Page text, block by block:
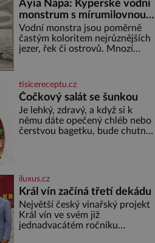
Ayia Napa: Kyperské vodní
monstrum s mírumilovnou
povahou
Vodní monstra jsou poměrně
častým koloritem nejrůznějších
jezer, řek či ostrovů. Mnozí
přitáhnout k němu pozornost
záhadám nakloněných turi
tisicereceptu.cz
Čočkový salát se šunkou
Je lehký, zdravý, a když si k
němu dáte opečený chléb nebo
čerstvou bagetku, bude chutnat
cibule 2 lžíce
iluxus.cz
Král vín začíná třetí dekádu
Největší český vinařský projekt
Král vín ve svém již
jednadvacátém ročníku